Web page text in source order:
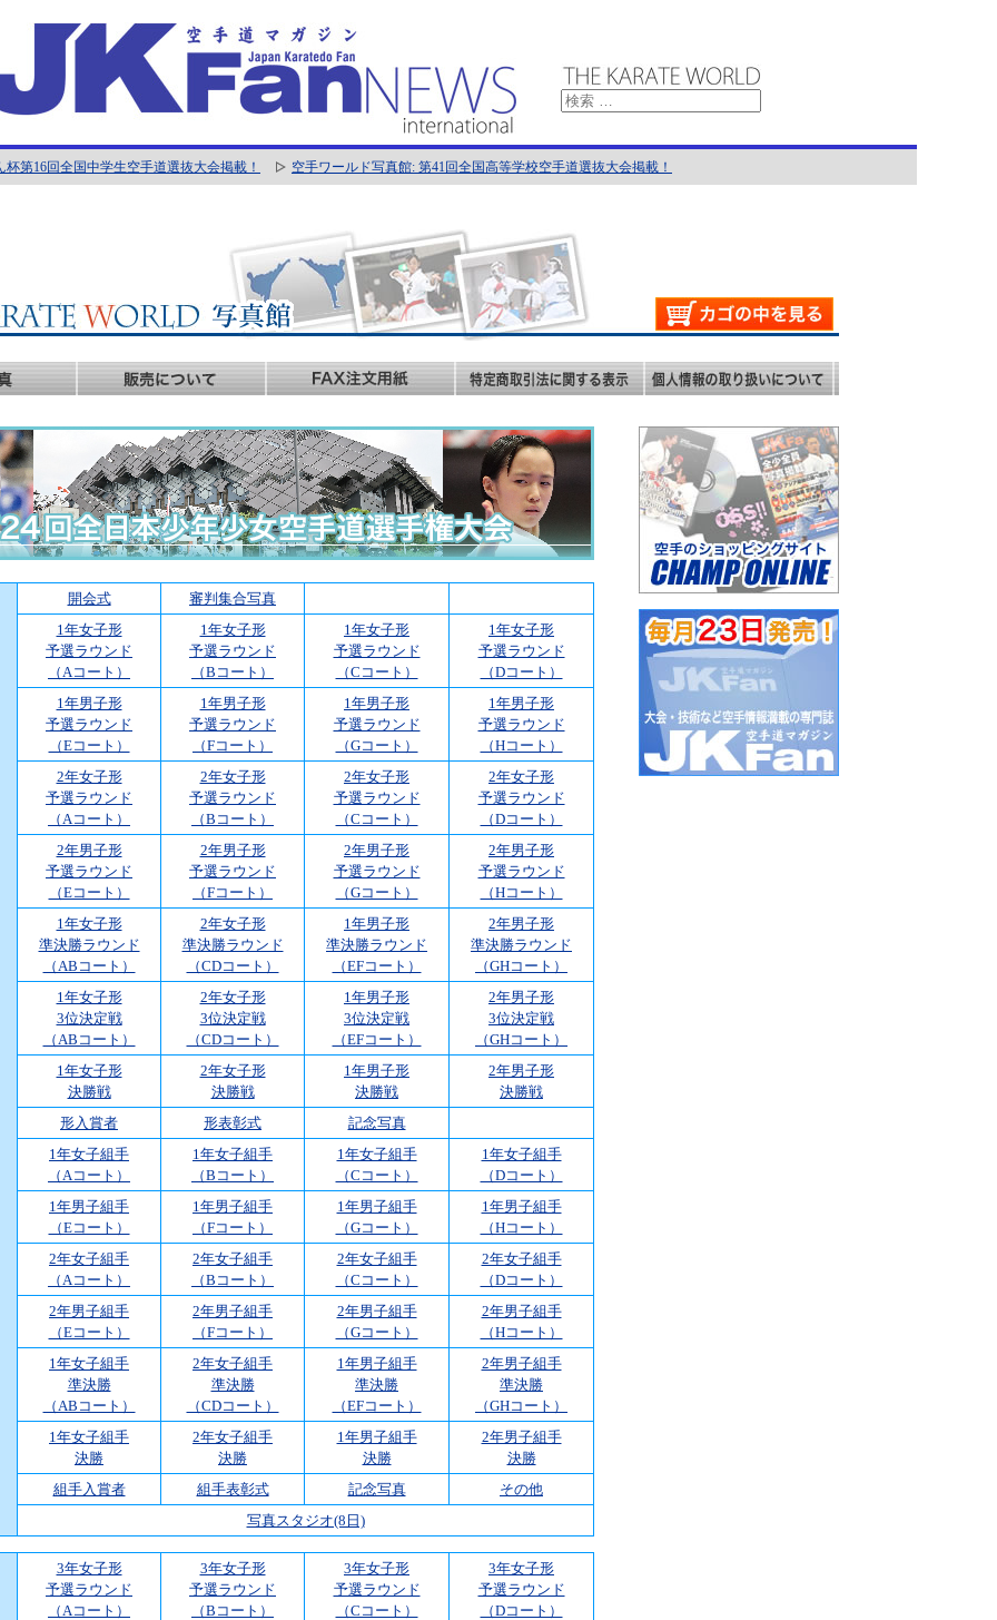
第16回全国中学生空手道選抜大会掲載！ 空手ワールド写真館: 第41回全国高等学校空手道選抜大会掲載！
開会式
審判集合写真
1年女子形
予選ラウンド
（Aコート）
1年女子形
予選ラウンド
（Bコート）
1年女子形
予選ラウンド
（Cコート）
1年女子形
予選ラウンド
（Dコート）
1年男子形
予選ラウンド
（Eコート）
1年男子形
予選ラウンド
（Fコート）
1年男子形
予選ラウンド
（Gコート）
1年男子形
予選ラウンド
（Hコート）
2年女子形
予選ラウンド
（Aコート）
2年女子形
予選ラウンド
（Bコート）
2年女子形
予選ラウンド
（Cコート）
2年女子形
予選ラウンド
（Dコート）
2年男子形
予選ラウンド
（Eコート）
2年男子形
予選ラウンド
（Fコート）
2年男子形
予選ラウンド
（Gコート）
2年男子形
予選ラウンド
（Hコート）
1年女子形
準決勝ラウンド
（ABコート）
2年女子形
準決勝ラウンド
（CDコート）
1年男子形
準決勝ラウンド
（EFコート）
2年男子形
準決勝ラウンド
（GHコート）
1年女子形
3位決定戦
（ABコート）
2年女子形
3位決定戦
（CDコート）
1年男子形
3位決定戦
（EFコート）
2年男子形
3位決定戦
（GHコート）
1年女子形
決勝戦
2年女子形
決勝戦
1年男子形
決勝戦
2年男子形
決勝戦
形入賞者
形表彰式
記念写真
1年女子組手
（Aコート）
1年女子組手
（Bコート）
1年女子組手
（Cコート）
1年女子組手
（Dコート）
1年男子組手
（Eコート）
1年男子組手
（Fコート）
1年男子組手
（Gコート）
1年男子組手
（Hコート）
2年女子組手
（Aコート）
2年女子組手
（Bコート）
2年女子組手
（Cコート）
2年女子組手
（Dコート）
2年男子組手
（Eコート）
2年男子組手
（Fコート）
2年男子組手
（Gコート）
2年男子組手
（Hコート）
1年女子組手
準決勝
（ABコート）
2年女子組手
準決勝
（CDコート）
1年男子組手
準決勝
（EFコート）
2年男子組手
準決勝
（GHコート）
1年女子組手
決勝
2年女子組手
決勝
1年男子組手
決勝
2年男子組手
決勝
組手入賞者
組手表彰式 記念写真
その他
写真スタジオ(8日)
3年女子形
予選ラウンド
（Aコート）
3年女子形
予選ラウンド
（Bコート）
3年女子形
予選ラウンド
（Cコート）
3年女子形
予選ラウンド
（Dコート）